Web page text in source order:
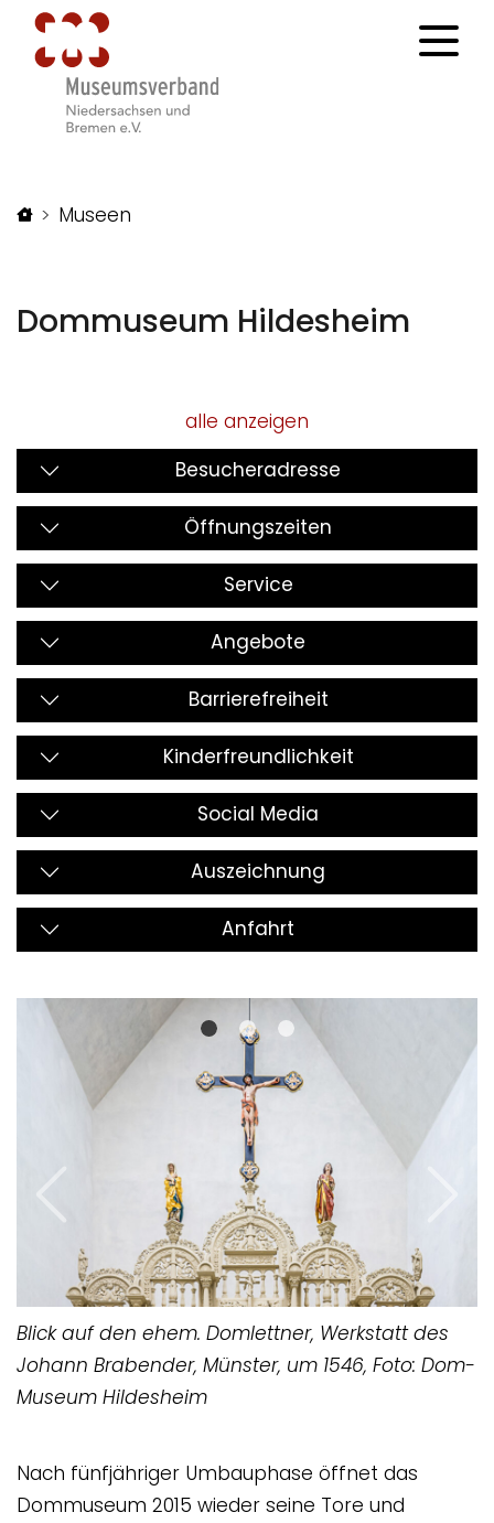
Startseite
Museen
Dommuseum Hildesheim
Blick auf den ehem. Domlettner, Werkstatt des
Johann Brabender, Münster, um 1546, Foto: Dom-
Museum Hildesheim
Nach fünfjähriger Umbauphase öffnet das
Dommuseum 2015 wieder seine Tore und
alle anzeigen
Besucheradresse
Öffnungszeiten
Service
Angebote
Barrierefreiheit
Kinderfreundlichkeit
Social Media
Auszeichnung
Anfahrt